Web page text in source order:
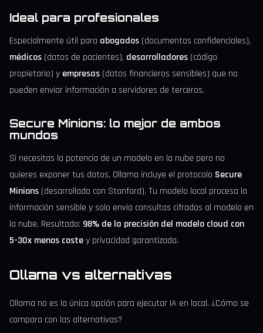
Ideal para profesionales
Especialmente útil para abogados (documentos confidenciales),
médicos (datos de pacientes), desarrolladores (código
propietario) y empresas (datos financieros sensibles) que no
pueden enviar información a servidores de terceros.
Secure Minions: lo mejor de ambos
mundos
Si necesitas la potencia de un modelo en la nube pero no
quieres exponer tus datos, Ollama incluye el protocolo Secure
Minions (desarrollado con Stanford). Tu modelo local procesa la
información sensible y solo envía consultas cifradas al modelo en
la nube. Resultado: 98% de la precisión del modelo cloud con
5-30x menos costey privacidad garantizada.
Ollama vs alternativas
Ollama no es la única opción para ejecutar IA en local. ¿Cómo se
compara con las alternativas?